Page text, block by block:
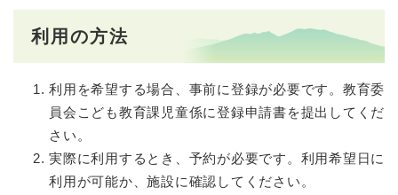
利用の方法
利用を希望する場合、事前に登録が必要です。教育委
員会こども教育課児童係に登録申請書を提出してくだ
さい。
実際に利用するとき、予約が必要です。利用希望日に
利用が可能か、施設に確認してください。